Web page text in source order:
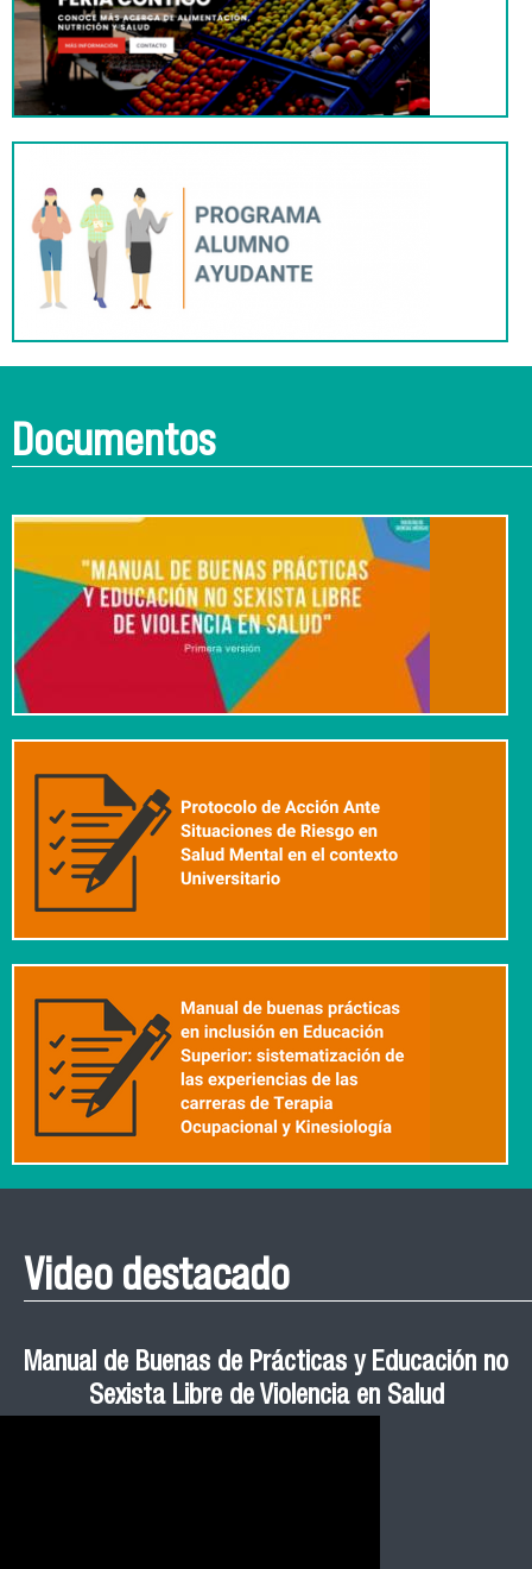
Documentos
Video destacado
Manual de Buenas de Prácticas y Educación no
Sexista Libre de Violencia en Salud
Roberto Vera invita a la III Jornada de Neurociencia
e Inteligencia Artificial 2025
Jornadas puertas abiertas CESIC
Ceremonia de Graduación Magíster en Salud
Pública cohortes años 2021, 2022 y 2023 FACIMED
Esteban Aedo: “El uso de tecnología en el deporte
tiene directa relación con la inversión económica”